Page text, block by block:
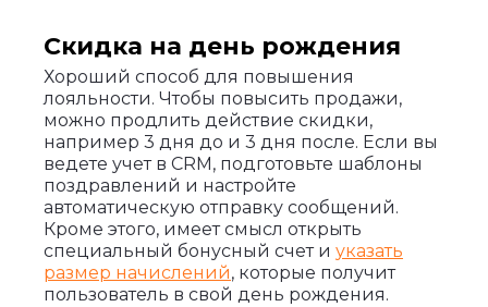
Скидка на день рождения
Хороший способ для повышения
лояльности. Чтобы повысить продажи,
можно продлить действие скидки,
например 3 дня до и 3 дня после. Если вы
ведете учет в CRM, подготовьте шаблоны
поздравлений и настройте
автоматическую отправку сообщений.
Кроме этого, имеет смысл открыть
специальный бонусный счет и указать
размер начислений, которые получит
пользователь в свой день рождения.